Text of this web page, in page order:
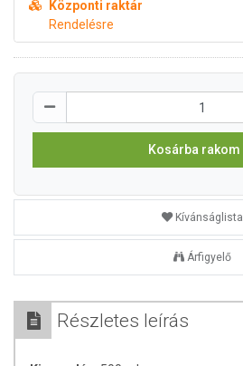
Központi raktár
Rendelésre
Kosárba rakom
Kívánságlista
Árfigyelő
Részletes leírás